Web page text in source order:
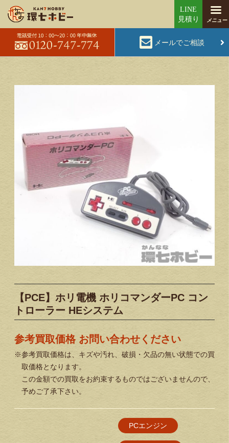
メールでご相談
【PCE】ホリ電機 ホリコマンダーPC コン
トローラー HEシステム
参考買取価格 お問い合わせください
※参考買取価格は、キズや汚れ、破損・欠品の無い状態での買
取価格となります。
この金額での買取をお約束するものではございませんので、
予めご了承下さい。
PCエンジン